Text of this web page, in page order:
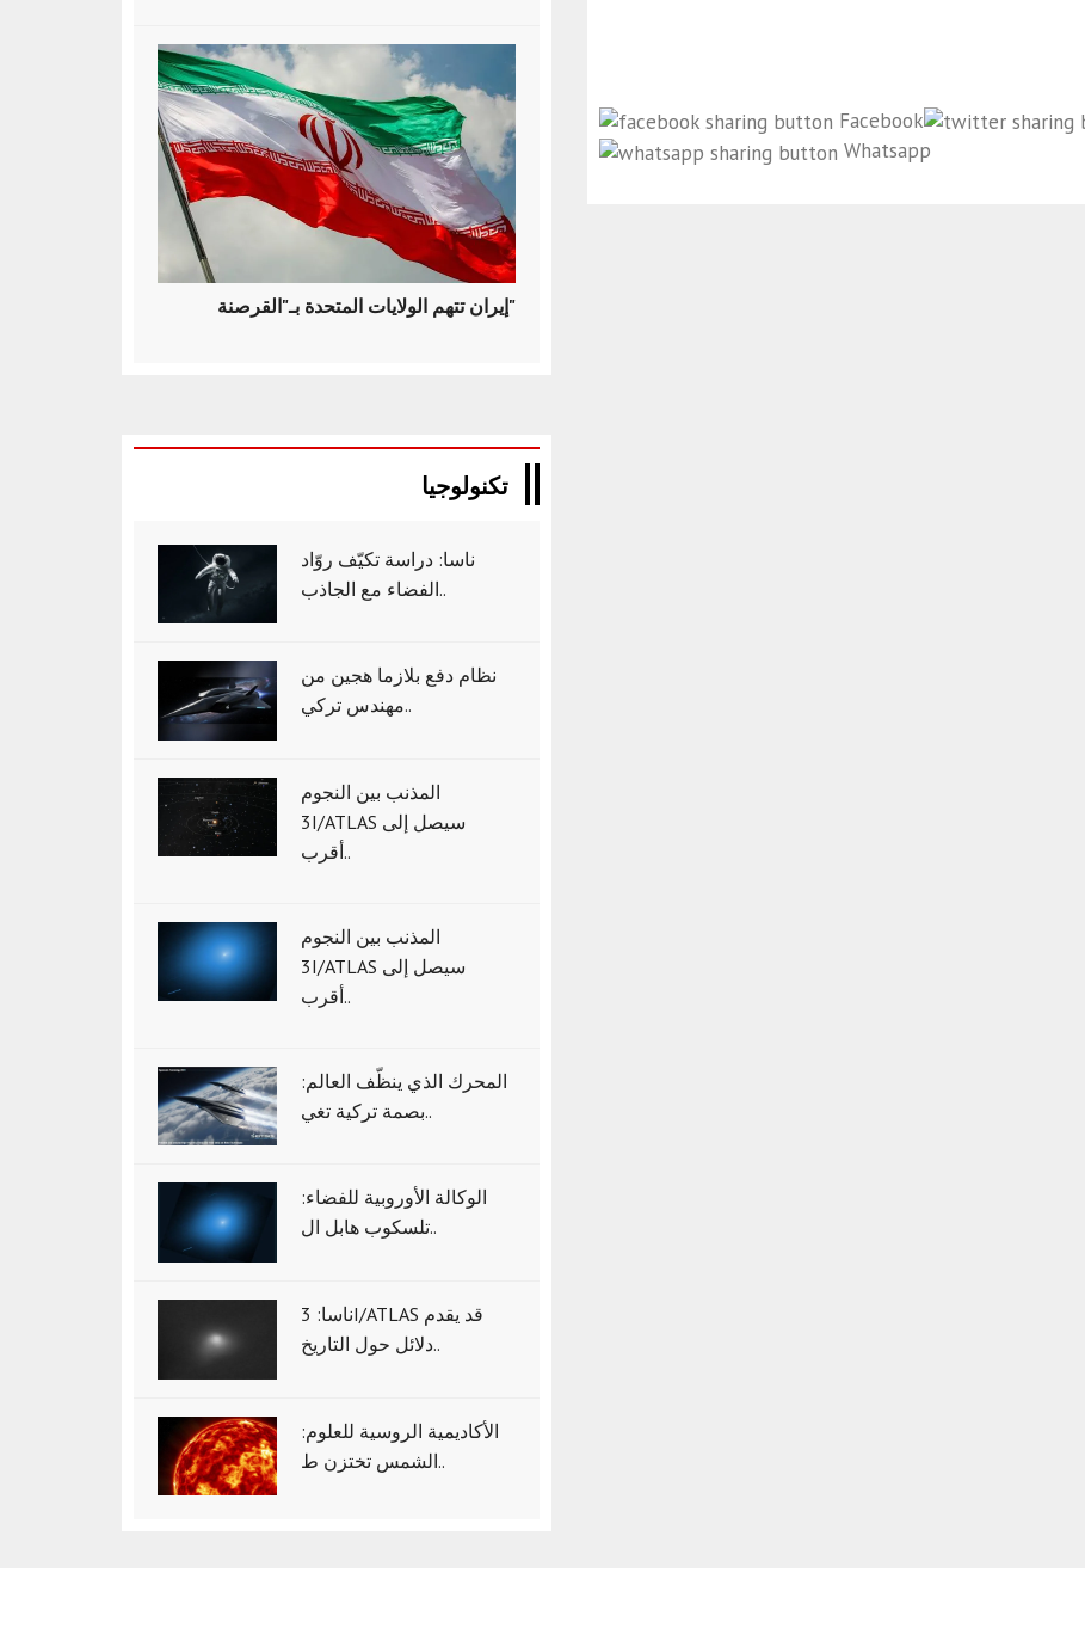
Facebook
Whatsapp
إيران تتهم الولايات المتحدة بـ"القرصنة"
تكنولوجيا
ناسا: دراسة تكيّف روّاد
الفضاء مع الجاذب..
نظام دفع بلازما هجين من
مهندس تركي..
المذنب بين النجوم
3I/ATLAS سيصل إلى
أقرب..
المذنب بين النجوم
3I/ATLAS سيصل إلى
أقرب..
المحرك الذي ينظّف العالم:
بصمة تركية تغي..
الوكالة الأوروبية للفضاء:
تلسكوب هابل ال..
ناسا: 3I/ATLAS قد يقدم
دلائل حول التاريخ..
الأكاديمية الروسية للعلوم:
الشمس تختزن ط..